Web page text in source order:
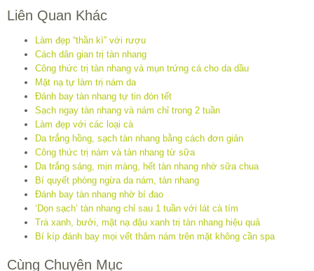
Liên Quan Khác
Làm đẹp “thần kì” với rượu
Cách dân gian trị tàn nhang
Công thức trị tàn nhang và mụn trứng cá cho da dầu
Mặt nạ tự làm trị nám da
Đánh bay tàn nhang tự tin đón tết
Sạch ngay tàn nhang và nám chỉ trong 2 tuần
Làm đẹp với các loại cà
Da trắng hồng, sạch tàn nhang bằng cách đơn giản
Công thức trị nám và tàn nhang từ sữa
Da trắng sáng, mịn màng, hết tàn nhang nhờ sữa chua
Bí quyết phòng ngừa da nám, tàn nhang
Đánh bay tàn nhang nhờ bí đao
‘Dọn sạch’ tàn nhang chỉ sau 1 tuần với lát cà tím
Trà xanh, bưởi, mặt nạ đậu xanh trị tàn nhang hiệu quả
Bí kíp đánh bay mọi vết thâm nám trên mặt không cần spa
Cùng Chuyên Mục